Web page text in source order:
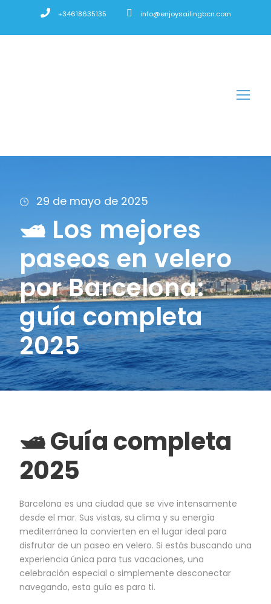
+34618635135 info@enjoysailingbcn.com
29 de mayo de 2025
🛥️ Los mejores
paseos en velero
por Barcelona:
guía completa
2025
🛥️ Guía completa
2025
Barcelona es una ciudad que se vive intensamente
desde el mar. Sus vistas, su clima y su energía
mediterránea la convierten en el lugar ideal para
disfrutar de un paseo en velero. Si estás buscando una
experiencia única para tus vacaciones, una
celebración especial o simplemente desconectar
navegando, esta guía es para ti.